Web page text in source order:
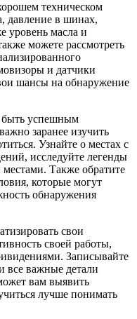
техническом
давление в шинах,
уровень масла и
можете рассмотреть
и датчики
шансы на обнаружение
быть успешным
заранее изучить
Узнайте о местах с
исследуйте легенды
Также обратите
которые могут
обнаружения
свои
своей работы,
Записывайте
все важные детали
вам выявить
лучше понимать